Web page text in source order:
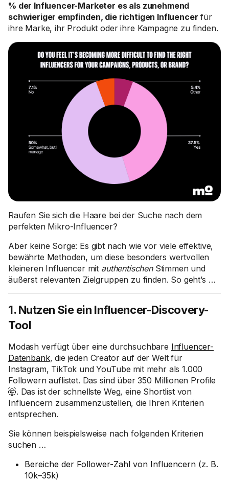
% der Influencer-Marketer es als zunehmend
schwieriger empfinden, die richtigen Influencer für
ihre Marke, ihr Produkt oder ihre Kampagne zu finden.
Raufen Sie sich die Haare bei der Suche nach dem
perfekten Mikro-Influencer?
Aber keine Sorge: Es gibt nach wie vor viele effektive,
bewährte Methoden, um diese besonders wertvollen
kleineren Influencer mit authentischenStimmen und
äußerst relevanten Zielgruppen zu finden. So geht’s …
1. Nutzen Sie ein Influencer-Discovery-
Tool
Modash verfügt über eine durchsuchbare Influencer-
Datenbank, die jeden Creator auf der Welt für
Instagram, TikTok und YouTube mit mehr als 1.000
Followern auflistet. Das sind über 350 Millionen Profile
🤯. Das ist der schnellste Weg, eine Shortlist von
Influencern zusammenzustellen, die Ihren Kriterien
entsprechen.
Sie können beispielsweise nach folgenden Kriterien
suchen …
Bereiche der Follower-Zahl von Influencern (z. B.
10k–35k)